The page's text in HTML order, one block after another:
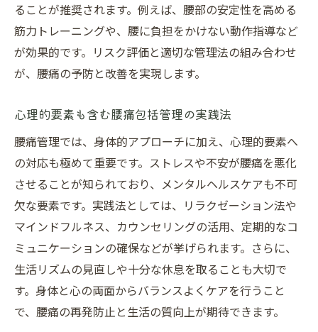
ることが推奨されます。例えば、腰部の安定性を高める
筋力トレーニングや、腰に負担をかけない動作指導など
が効果的です。リスク評価と適切な管理法の組み合わせ
が、腰痛の予防と改善を実現します。
心理的要素も含む腰痛包括管理の実践法
腰痛管理では、身体的アプローチに加え、心理的要素へ
の対応も極めて重要です。ストレスや不安が腰痛を悪化
させることが知られており、メンタルヘルスケアも不可
欠な要素です。実践法としては、リラクゼーション法や
マインドフルネス、カウンセリングの活用、定期的なコ
ミュニケーションの確保などが挙げられます。さらに、
生活リズムの見直しや十分な休息を取ることも大切で
す。身体と心の両面からバランスよくケアを行うこと
で、腰痛の再発防止と生活の質向上が期待できます。